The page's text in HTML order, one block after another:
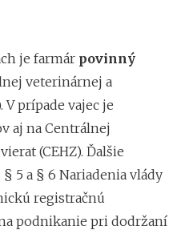
je farmár povinný
veterinárnej a
V prípade vajec je
aj na Centrálnej
(CEHZ). Ďalšie
5 a § 6 Nariadenia vlády
registračnú
podnikanie pri dodržaní